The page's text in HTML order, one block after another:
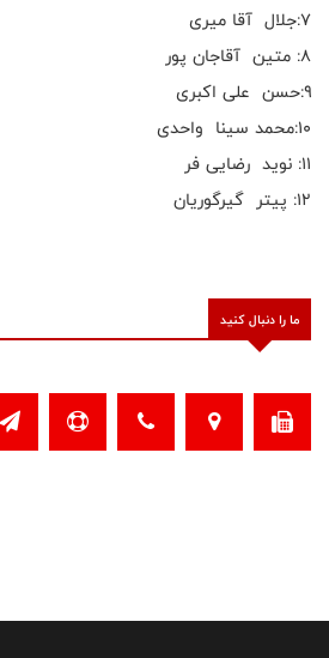
۷:جلال آقا میری
۸: متین آقاجان پور
۹:حسن علی اکبری
۱۰:محمد سینا واحدی
۱۱: نوید رضایی فر
۱۲: پیتر گیرگوریان
ما را دنبال کنید